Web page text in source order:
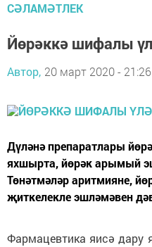
СӘЛАМӘТЛЕК
Йөрәккә шифалы
Автор, 20 март 2020 - 21:26
Дүләнә препаратлары
яхшырта, йөрәк арымый
Төнәтмәләр аритмияне,
җиткелекле эшләмәвен
Фармацевтика яисә дару